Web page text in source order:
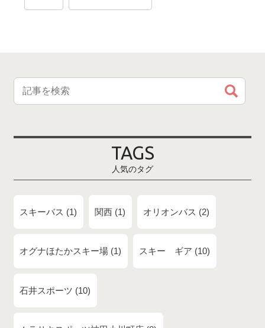
TAGS
人気のタグ
スキーバス 1 関西 1 オリオンバス 2
オグナほたかスキー場 1 スキー ギア 10
石井スポーツ 10